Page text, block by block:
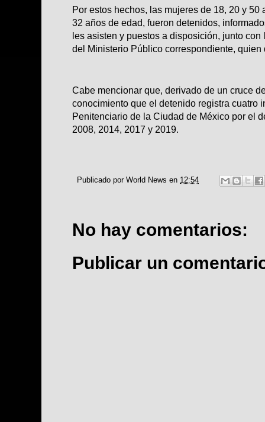
Por estos hechos, las mujeres de 18, 20 y 50
32 años de edad, fueron detenidos,
les asisten y puestos a disposición, junto
del Ministerio Público correspondiente,
Cabe mencionar que, derivado de un cruce
conocimiento que el detenido registra cuatro
Penitenciario de la Ciudad de México por el
2008, 2014, 2017 y 2019.
Publicado por World News en 12:54
No hay comentarios:
Publicar un